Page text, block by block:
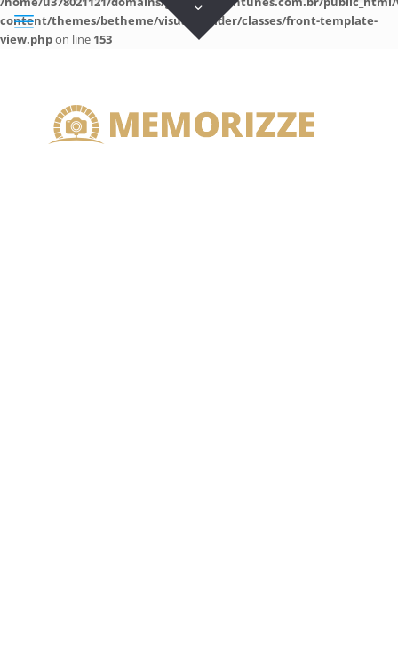
content/themes/betheme/visual-builder/classes/front-template-
view.phpon line 153